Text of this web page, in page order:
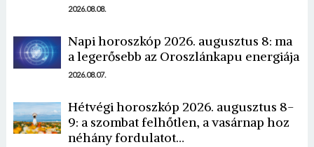
2026.08.08.
Napi horoszkóp 2026. augusztus 8: ma
a legerősebb az Oroszlánkapu energiája
2026.08.07.
Hétvégi horoszkóp 2026. augusztus 8-
9: a szombat felhőtlen, a vasárnap hoz
néhány fordulatot…